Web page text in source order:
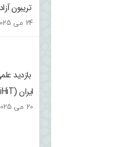
تریبون
24 می 2025
بازدید
ایران (iHiT)
20 می 2025